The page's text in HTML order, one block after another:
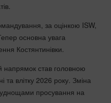
за оцінкою ISW,
основна увага
Костянтинівки.
став головною
та влітку 2026 року. Зміна
просування на